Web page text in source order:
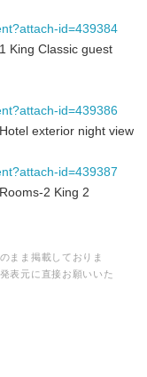
id=439384
King Classic guest
id=439386
exterior night view
id=439387
2 King 2
まま掲載しておりま
表元に直接お願いいた